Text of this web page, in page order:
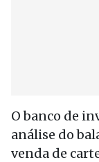
O banco de
análise do
venda de